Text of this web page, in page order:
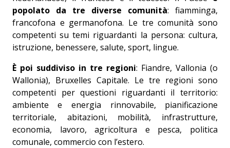
popolato da tre diverse comunità: fiamminga,
francofona e germanofona. Le tre comunità sono
competenti su temi riguardanti la persona: cultura,
istruzione, benessere, salute, sport, lingue.
È poi suddiviso in tre regioni: Fiandre, Vallonia (o
Wallonia), Bruxelles Capitale. Le tre regioni sono
competenti per questioni riguardanti il territorio:
ambiente e energia rinnovabile, pianificazione
territoriale, abitazioni, mobilità, infrastrutture,
economia, lavoro, agricoltura e pesca, politica
comunale, commercio con l’estero.